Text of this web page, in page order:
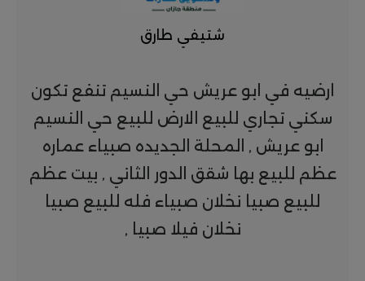
شتيفي طارق
ارضيه في ابو عريش حي النسيم تنفع تكون
سكني تجاري للبيع الارض للبيع حي النسيم
ابو عريش , المحلة الجديده صبياء عماره
عظم للبيع بها شقق الدور الثاني , بيت عظم
للبيع صبيا نخلان صبياء فله للبيع صبيا
نخلان فيلا صبيا ,